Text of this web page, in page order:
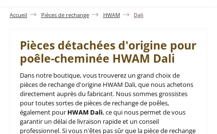
Accueil Pièces de rechange HWAM Dali
Pièces détachées d'origine pour
poêle-cheminée HWAM Dali
Dans notre boutique, vous trouverez un grand choix de
pièces de rechange d'origine HWAM Dali, que nous achetons
directement auprès du fabricant. Nous sommes grossistes
pour toutes sortes de pièces de rechange de poêles,
également pour HWAM Dali, ce qui nous permet de vous
garantir un délai de livraison rapide et un conseil
professionnel. Si vous n'êtes pas sûr que la pièce de rechange